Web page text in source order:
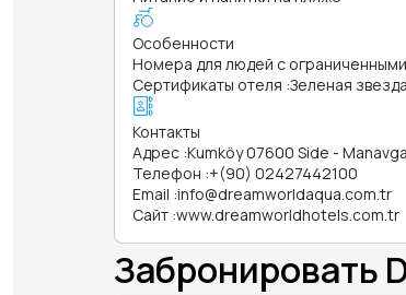
Особенности
Номера для людей с
Сертификаты отеля :Зеленая
Контакты
Адрес :Kumköy 07600 Side -
Телефон :+(90) 02427442100
Email :info@dreamworldaqua.com.tr
Сайт :www.dreamworldhotels.com.tr
Забронировать